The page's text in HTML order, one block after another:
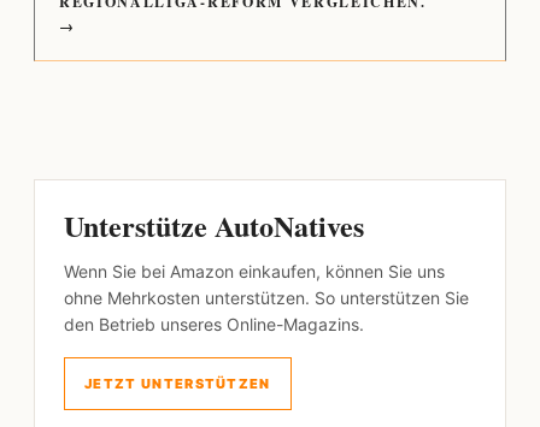
→
Unterstütze AutoNatives
Wenn Sie bei Amazon einkaufen, können Sie uns
ohne Mehrkosten unterstützen. So unterstützen Sie
den Betrieb unseres Online-Magazins.
JETZT UNTERSTÜTZEN